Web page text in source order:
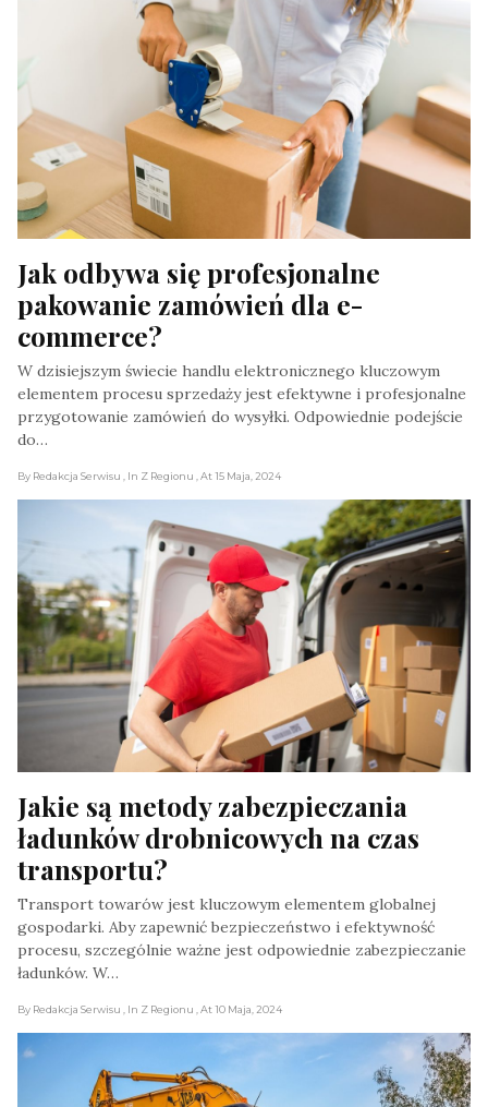
Jak odbywa się profesjonalne
pakowanie zamówień dla e-
commerce?
W dzisiejszym świecie handlu elektronicznego kluczowym
elementem procesu sprzedaży jest efektywne i profesjonalne
przygotowanie zamówień do wysyłki. Odpowiednie podejście
do…
By Redakcja Serwisu , In Z Regionu , At 15 Maja, 2024
Jakie są metody zabezpieczania
ładunków drobnicowych na czas
transportu?
Transport towarów jest kluczowym elementem globalnej
gospodarki. Aby zapewnić bezpieczeństwo i efektywność
procesu, szczególnie ważne jest odpowiednie zabezpieczanie
ładunków. W…
By Redakcja Serwisu , In Z Regionu , At 10 Maja, 2024